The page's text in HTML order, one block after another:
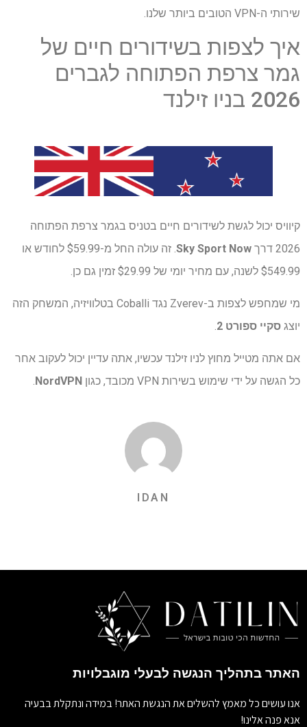
שירותי ה-VPN הטובים ביותר שלנו.
איך לצפות בשידורים חיים של
גמר צרפת הפתוחה לגברים
2026 בניו זילנד
קיוויס יכול לגשת לשידורים חיים בטניס בגמר צרפת הפתוחה
2026 דרך
Sky Sport Now
. זה עולה החל מ-$59.99 לחודש או
$549.99 לשנה, עם מחיר יומי של $29.99 זמין גם כן.
מי שמחפש לצפות ב-Zverev נגד Coballi בטלוויזיה, המשחק הזה
יוצג סקיי ספורט 2 .
אם אתה מטייל מחוץ לניו זילנד עכשיו, אתה עדיין יכול לעקוב אחר
כל הגשה על ידי שימוש בשירות VPN מכובד, כגון
NordVPN
.
IDAN
האתר בתהליך הנגשה לבעלי מוגבלויות
אנו עושים כל מאמץ להשלים את הנגשת האתר! במידה ונתקלת בבעיה
אנא פנה אלינו!